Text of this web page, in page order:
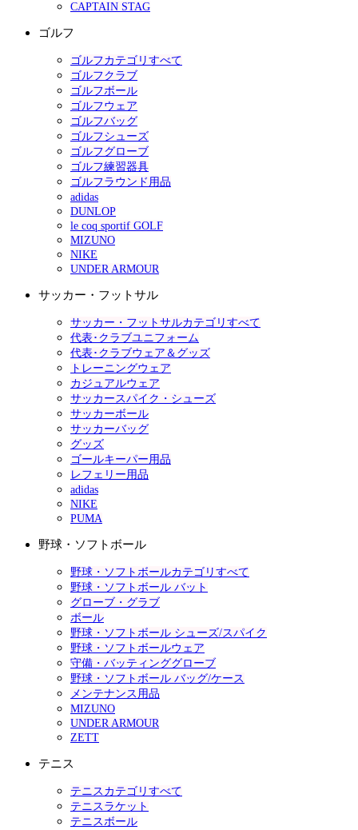
CAPTAIN STAG
ゴルフ
ゴルフカテゴリすべて
ゴルフクラブ
ゴルフボール
ゴルフウェア
ゴルフバッグ
ゴルフシューズ
ゴルフグローブ
ゴルフ練習器具
ゴルフラウンド用品
adidas
DUNLOP
le coq sportif GOLF
MIZUNO
NIKE
UNDER ARMOUR
サッカー・フットサル
サッカー・フットサルカテゴリすべて
代表･クラブユニフォーム
代表･クラブウェア＆グッズ
トレーニングウェア
カジュアルウェア
サッカースパイク・シューズ
サッカーボール
サッカーバッグ
グッズ
ゴールキーパー用品
レフェリー用品
adidas
NIKE
PUMA
野球・ソフトボール
野球・ソフトボールカテゴリすべて
野球・ソフトボール バット
グローブ・グラブ
ボール
野球・ソフトボール シューズ/スパイク
野球・ソフトボールウェア
守備・バッティンググローブ
野球・ソフトボール バッグ/ケース
メンテナンス用品
MIZUNO
UNDER ARMOUR
ZETT
テニス
テニスカテゴリすべて
テニスラケット
テニスボール